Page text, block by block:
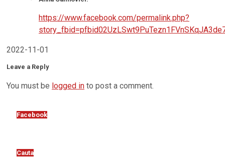
https://www.facebook.com/permalink.php?
2022-11-01
Leave a Reply
You must be logged in to post a comment.
Facebook
Cauta